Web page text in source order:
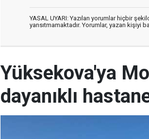
YASAL UYARI: Yazılan yorumlar hiçbir
yansıtmamaktadır. Yorumlar, yazan kişiyi
Yüksekova'ya
dayanıklı